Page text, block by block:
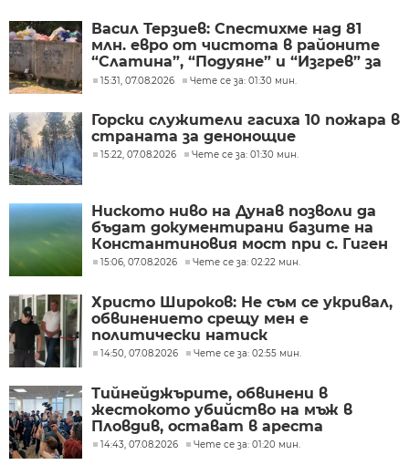
Васил Терзиев: Спестихме над 81
млн. евро от чистота в районите
“Слатина”, “Подуяне” и “Изгрев” за
следващите 5 години
15:31, 07.08.2026 Чете се за: 01:30 мин.
Горски служители гасиха 10 пожара в
страната за денонощие
15:22, 07.08.2026 Чете се за: 01:30 мин.
Ниското ниво на Дунав позволи да
бъдат документирани базите на
Константиновия мост при с. Гиген
15:06, 07.08.2026 Чете се за: 02:22 мин.
Христо Широков: Не съм се укривал,
обвинението срещу мен е
политически натиск
14:50, 07.08.2026 Чете се за: 02:55 мин.
Тийнейджърите, обвинени в
жестокото убийство на мъж в
Пловдив, остават в ареста
14:43, 07.08.2026 Чете се за: 01:20 мин.